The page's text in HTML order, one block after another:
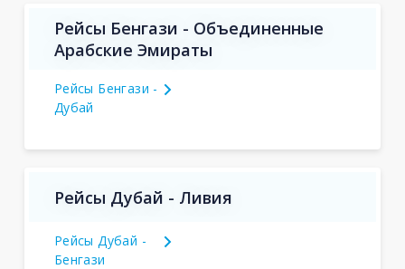
Рейсы Бенгази - Объединенные
Арабские Эмираты
Рейсы Бенгази -
Дубай
Рейсы Дубай - Ливия
Рейсы Дубай -
Бенгази